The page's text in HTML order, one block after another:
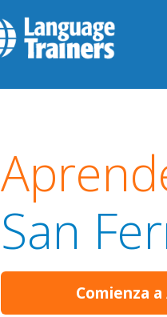
San
Comienza